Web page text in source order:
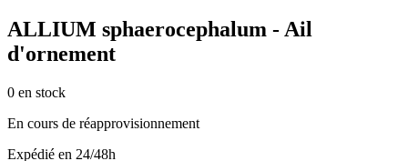
ALLIUM sphaerocephalum - Ail
d'ornement
0 en stock
En cours de réapprovisionnement
Expédié en 24/48h